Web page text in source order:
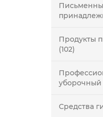
Продукты
(102)
уборочный
Средства